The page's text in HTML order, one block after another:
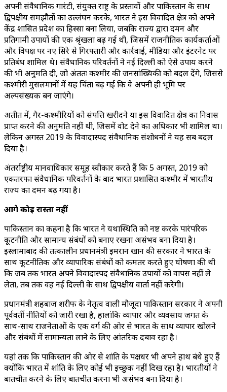
अपनी संवैधानिक गारंटी, संयुक्त राष्ट्र के प्रस्तावों और पाकिस्तान के साथ
द्विपक्षीय समझौतों का उल्लंघन करके, भारत ने इस विवादित क्षेत्र को अपने
केंद्र शासित प्रदेश का हिस्सा बना लिया, जबकि राज्य द्वारा दमन और
प्रतिगामी उपायों की एक श्रृंखला बढ़ गई थी, जिसमें राजनीतिक कार्यकर्ताओं
और विपक्ष पर नए सिरे से गिरफ्तारी और कार्रवाई, मीडिया और इंटरनेट पर
प्रतिबंध शामिल थे। संवैधानिक परिवर्तनों ने नई दिल्ली को ऐसे उपाय करने
की भी अनुमति दी, जो अंततः कश्मीर की जनसांख्यिकी को बदल देंगे, जिससे
कश्मीरी मुसलमानों में यह चिंता बढ़ गई कि वे अपनी ही भूमि पर
अल्पसंख्यक बन जाएंगे।
अतीत में, गैर-कश्मीरियों को संपत्ति खरीदने या इस विवादित क्षेत्र का निवास
प्राप्त करने की अनुमति नहीं थी, जिसमें वोट देने का अधिकार भी शामिल था।
लेकिन अगस्त 2019 के विवादास्पद संवैधानिक संशोधनों ने यह सब बदल
दिया है।
अंतर्राष्ट्रीय मानवाधिकार समूह स्वीकार करते हैं कि 5 अगस्त, 2019 को
एकतरफा संवैधानिक परिवर्तनों के बाद भारत प्रशासित कश्मीर में भारतीय
राज्य का दमन बढ़ गया है।
आगे कोई रास्ता नहीं
पाकिस्तान का कहना है कि भारत ने यथास्थिति को नष्ट करके पारंपरिक
कूटनीति और सामान्य संबंधों को बनाए रखना असंभव बना दिया है।
इस्लामाबाद की तत्कालीन प्रधानमंत्री इमरान खान की सरकार ने भारत के
साथ कूटनीतिक और व्यापारिक संबंधों को कमतर करते हुए घोषणा की थी
कि जब तक भारत अपने विवादास्पद संवैधानिक उपायों को वापस नहीं ले
लेता, तब तक वह नई दिल्ली के साथ द्विपक्षीय वार्ता नहीं करेगी।
प्रधानमंत्री शहबाज शरीफ के नेतृत्व वाली मौजूदा पाकिस्तान सरकार ने अपनी
पूर्ववर्ती नीतियों को जारी रखा है, हालांकि व्यापार और व्यवसाय जगत के
साथ-साथ राजनेताओं के एक वर्ग की ओर से भारत के साथ व्यापार खोलने
और संबंधों में सामान्यता लाने के लिए आंतरिक दबाव रहा है।
यहां तक ​​कि पाकिस्तान की ओर से शांति के पक्षधर भी अपने हाथ बंधे हुए हैं
क्योंकि भारत में शांति के लिए कोई भी इच्छुक नहीं दिख रहा है। भारतीयों ने
बातचीत करने के लिए बातचीत करना भी असंभव बना दिया है।